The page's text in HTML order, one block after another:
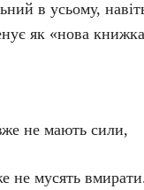
в усьому,
як «нова
не мають сили,
не мусять